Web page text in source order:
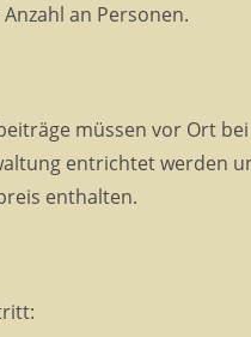
an Personen.
müssen vor Ort
entrichtet werden
enthalten.